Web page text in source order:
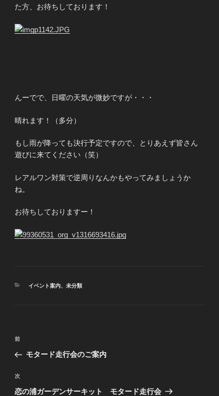
た方、お待ちしております！
んーでで、日曜の天気が微妙ですが・・・
晴れます！（多分）
もし雨が降っても決行予定ですので、とりあえず皆さん
遊びに来てください（笑）
レアルワン対策で逆周りなんかもやってみましょうか
ね。
お待ちしておりますー！
カ
イベント案内、 未分類
投
ナ
ビ
ゲ
前
の
稿
前
モタード走行会のご案内
次
の
次
恋の浦ガーデンサーキット モタード走行会